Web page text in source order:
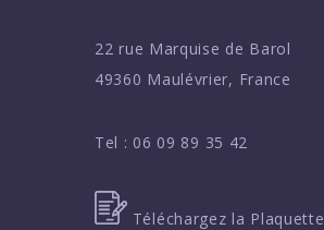
22 rue Marquise de Barol
49360 Maulévrier, France
Tel : 06 09 89 35 42
Téléchargez la Plaquette